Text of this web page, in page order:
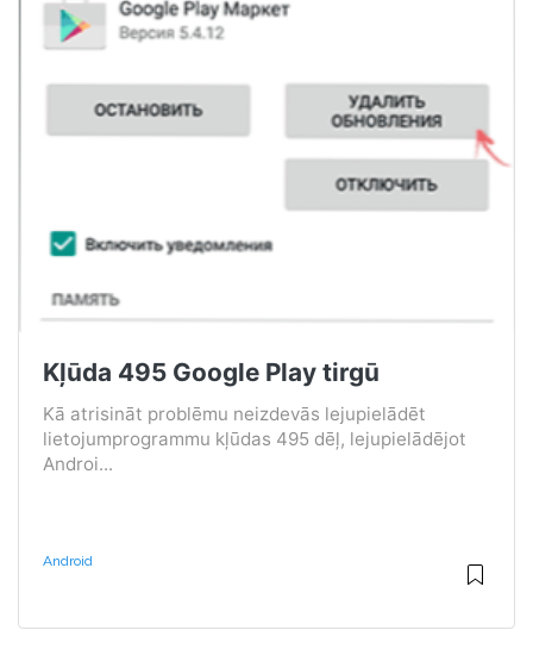
Kļūda 495 Google Play tirgū
Kā atrisināt problēmu neizdevās lejupielādēt
lietojumprogrammu kļūdas 495 dēļ, lejupielādējot
Androi...
Android